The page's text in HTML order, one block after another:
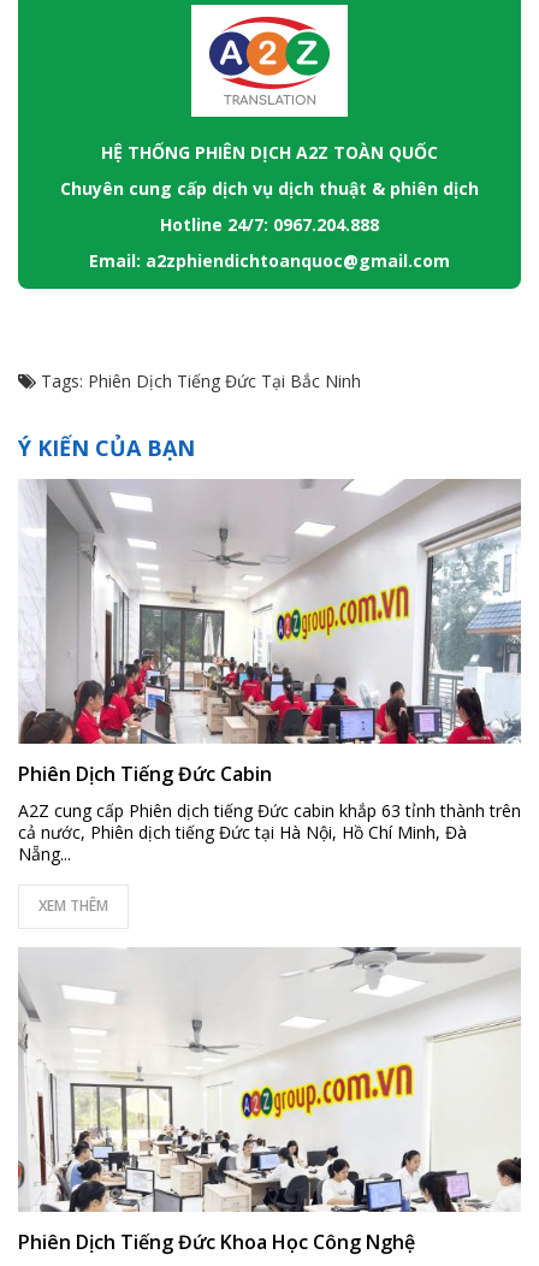
HỆ THỐNG PHIÊN DỊCH A2Z TOÀN QUỐC
Chuyên cung cấp dịch vụ dịch thuật & phiên dịch
Hotline 24/7: 0967.204.888
Email: a2zphiendichtoanquoc@gmail.com
Tags: Phiên Dịch Tiếng Đức Tại Bắc Ninh
Ý KIẾN CỦA BẠN
Phiên Dịch Tiếng Đức Cabin
A2Z cung cấp Phiên dịch tiếng Đức cabin khắp 63 tỉnh thành trên
cả nước, Phiên dịch tiếng Đức tại Hà Nội, Hồ Chí Minh, Đà
Nẵng...
XEM THÊM
Phiên Dịch Tiếng Đức Khoa Học Công Nghệ